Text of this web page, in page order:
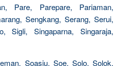
Pare, Parepare, Pariaman,
Sengkang, Serang, Serui,
Sigli, Singaparna, Singaraja,
Soasiu, Soe, Solo, Solok,